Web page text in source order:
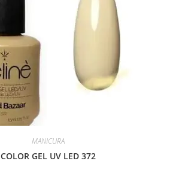
MANICURA
COLOR GEL UV LED 372